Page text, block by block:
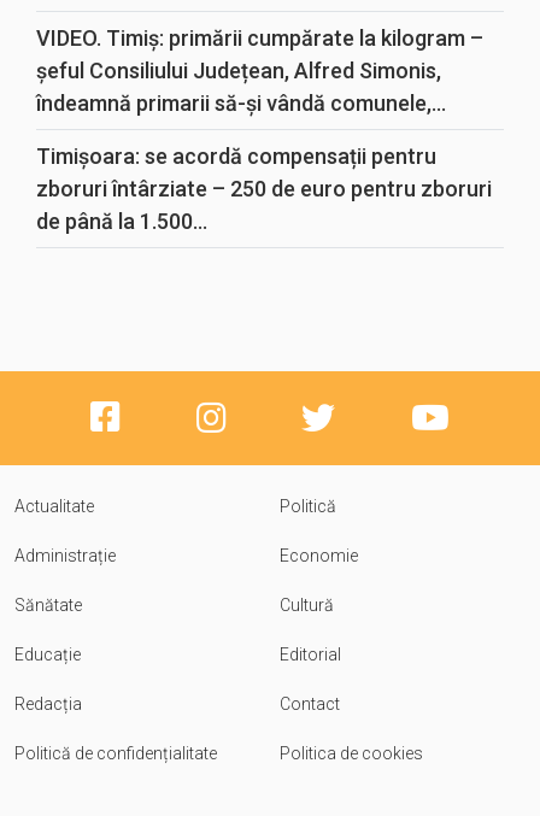
VIDEO. Timiș: primării cumpărate la kilogram –
șeful Consiliului Județean, Alfred Simonis,
îndeamnă primarii să-și vândă comunele,...
Timișoara: se acordă compensații pentru
zboruri întârziate – 250 de euro pentru zboruri
de până la 1.500...
Actualitate Politică
Administrație Economie
Sănătate Cultură
Educație Editorial
Redacția Contact
Politică de confidențialitate Politica de cookies